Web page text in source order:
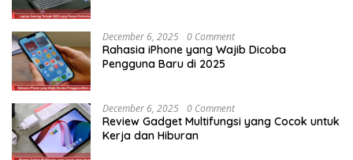
December 6, 2025 0 Comment
Rahasia iPhone yang Wajib Dicoba
Pengguna Baru di 2025
December 6, 2025 0 Comment
Review Gadget Multifungsi yang Cocok untuk
Kerja dan Hiburan